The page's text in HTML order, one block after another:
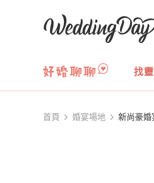
WeddingDay找
首頁 婚宴場地 新尚豪婚